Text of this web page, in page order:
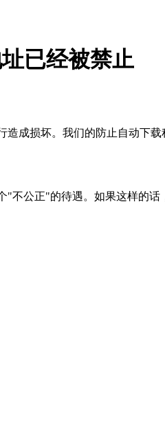
已经被禁止
成损坏。我们的防止自动下
公正"的待遇。如果这样的话